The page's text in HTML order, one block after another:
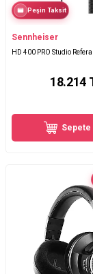
Peşin Taksit
Sennheiser
HD 400 PRO Studio
18.214
Sepete